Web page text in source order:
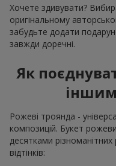
Хочете здивувати?
оригінальному
забудьте додати
завжди доречні.
Як
Рожеві троянда -
композицій. Букет
десятками
відтінків: